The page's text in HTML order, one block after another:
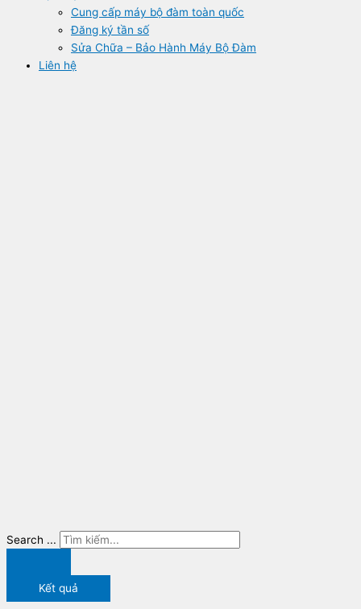
Cung cấp máy bộ đàm toàn quốc
Đăng ký tần số
Sửa Chữa – Bảo Hành Máy Bộ Đàm
Liên hệ
Search ...
Kết quả